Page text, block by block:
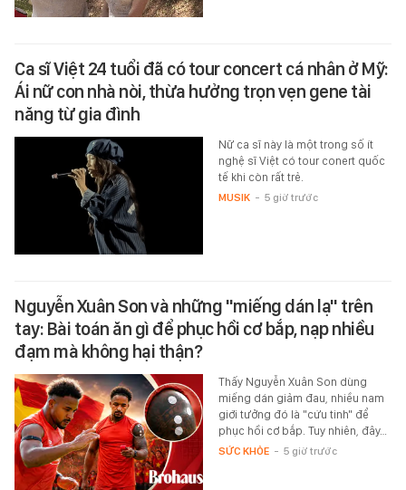
Ca sĩ Việt 24 tuổi đã có tour concert cá nhân ở Mỹ:
Ái nữ con nhà nòi, thừa hưởng trọn vẹn gene tài
năng từ gia đình
Nữ ca sĩ này là một trong số ít
nghệ sĩ Việt có tour conert quốc
tế khi còn rất trẻ.
MUSIK - 5 giờ trước
Nguyễn Xuân Son và những "miếng dán lạ" trên
tay: Bài toán ăn gì để phục hồi cơ bắp, nạp nhiều
đạm mà không hại thận?
Thấy Nguyễn Xuân Son dùng
miếng dán giảm đau, nhiều nam
giới tưởng đó là "cứu tinh" để
phục hồi cơ bắp. Tuy nhiên, đây…
SỨC KHỎE - 5 giờ trước